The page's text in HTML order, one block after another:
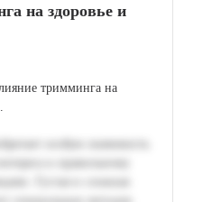
на здоровье и
тримминга на